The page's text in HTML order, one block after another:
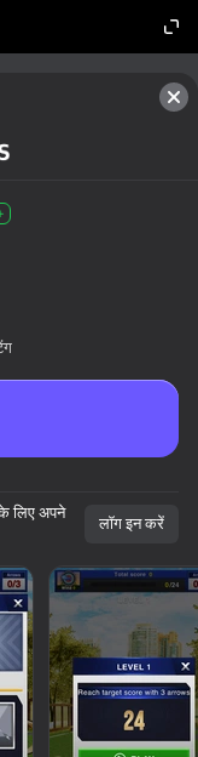
लिए अपने
लॉग इन करें